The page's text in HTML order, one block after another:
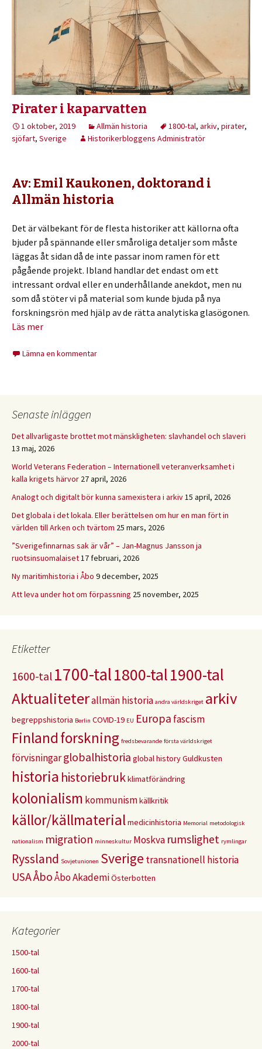
Pirater i kaparvatten
1 oktober, 2019 Allmän historia 1800-tal, arkiv, pirater,
sjöfart, Sverige Historikerbloggens Administratör
Av: Emil Kaukonen, doktorand i
Allmän historia
Det är välbekant för de flesta historiker att källorna ofta
bjuder på spännande eller småroliga detaljer som måste
läggas åt sidan då de inte passar inom ramen för ett
pågående projekt. Ibland handlar det endast om ett
intressant ordval eller en underhållande anekdot, men nu
som då stöter vi på material som kunde bjuda på nya
forskningsrön med hjälp av de rätta analytiska glasögonen.
Läs mer
Lämna en kommentar
Senaste inläggen
Det allvarligaste brottet mot mänskligheten: slavhandel och slaveri
13 maj, 2026
World Veterans Federation – Internationell veteranverksamhet i
kalla krigets härvor 27 april, 2026
Analogt och digitalt bör kunna samexistera i arkiv 15 april, 2026
Det globala i det lokala. Eller berättelsen om hur en man fört in
världen till Arken och tvärtom 25 mars, 2026
”Sverigefinnarnas sak är vår” – Jan-Magnus Jansson ja
ruotsinsuomalaiset 17 februari, 2026
Ny maritimhistoria i Åbo 9 december, 2025
Att leva under hot om förpassning 25 november, 2025
Etiketter
1600-tal 1700-tal1800-tal1900-tal
Aktualiteterallmän historia andra världskriget arkiv
begreppshistoria Berlin COVID-19 EU Europa fascism
Finlandforskning fredsbevarande första världskriget
förvisningarglobalhistoria global historyGuldkusten
historia historiebrukklimatförändring
kolonialism kommunismkällkritik
källor/källmaterialmedicinhistoria Memorial metodologisk
nationalism migration minneskultur Moskva rumslighet rymlingar
Ryssland Sovjetunionen Sverige transnationell historia
USAÅboÅbo AkademiÖsterbotten
Kategorier
1500-tal
1600-tal
1700-tal
1800-tal
1900-tal
2000-tal